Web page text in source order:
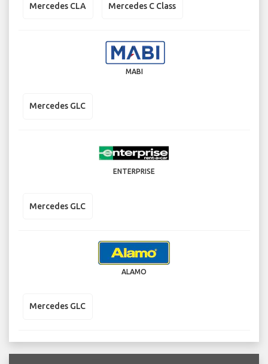
Mercedes CLA Mercedes C Class
MABI
Mercedes GLC
ENTERPRISE
Mercedes GLC
ALAMO
Mercedes GLC